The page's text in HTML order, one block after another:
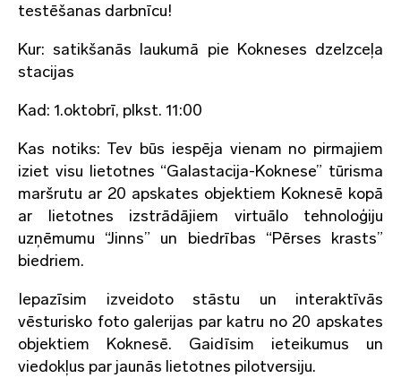
testēšanas darbnīcu!
Kur: satikšanās laukumā pie Kokneses dzelzceļa
stacijas
Kad: 1.oktobrī, plkst. 11:00
Kas notiks: Tev būs iespēja vienam no pirmajiem
iziet visu lietotnes “Galastacija-Koknese” tūrisma
maršrutu ar 20 apskates objektiem Koknesē kopā
ar lietotnes izstrādājiem virtuālo tehnoloģiju
uzņēmumu “Jinns” un biedrības “Pērses krasts”
biedriem.
Iepazīsim izveidoto stāstu un interaktīvās
vēsturisko foto galerijas par katru no 20 apskates
objektiem Koknesē. Gaidīsim ieteikumus un
viedokļus par jaunās lietotnes pilotversiju.